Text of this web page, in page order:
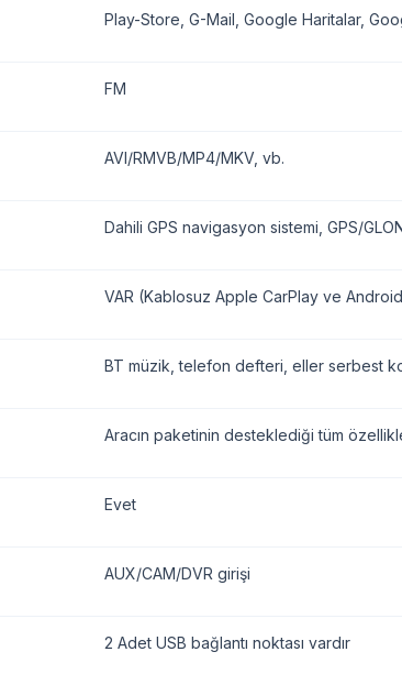
Play-Store, G-Mail, Google Haritalar,
FM
AVI/RMVB/MP4/MKV, vb.
Dahili GPS navigasyon sistemi, GPS/
VAR (Kablosuz Apple CarPlay ve
BT müzik, telefon defteri, eller serbest
Aracın paketinin desteklediği tüm
Evet
AUX/CAM/DVR girişi
2 Adet USB bağlantı noktası vardır